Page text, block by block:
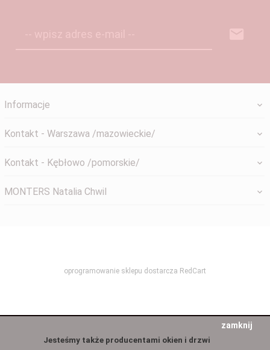
Informacje
Kontakt - Warszawa /mazowieckie/
Kontakt - Kębłowo /pomorskie/
MONTERS Natalia Chwil
oprogramowanie sklepu dostarcza RedCart
Jesteśmy także producentami okien i drzwi
zamknij